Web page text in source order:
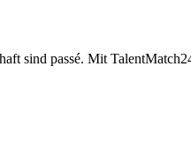
sind passé. Mit